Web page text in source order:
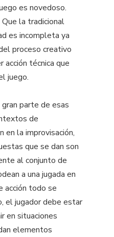
es novedoso.
la tradicional
es incompleta ya
proceso creativo
acción técnica que
juego.
parte de esas
de
en la improvisación,
que se dan son
al conjunto de
a una jugada en
acción todo se
el jugador debe estar
en situaciones
elementos